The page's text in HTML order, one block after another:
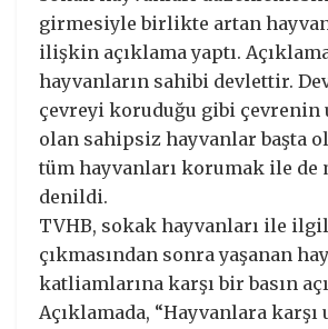
girmesiyle birlikte artan
ilişkin açıklama yaptı.
hayvanların sahibi devlettir.
çevreyi koruduğu gibi çevrenin
olan sahipsiz hayvanlar başta
tüm hayvanları korumak ile de
denildi.
TVHB, sokak hayvanları ile
çıkmasından sonra yaşanan
katliamlarına karşı bir basın
Açıklamada, “Hayvanlara karşı